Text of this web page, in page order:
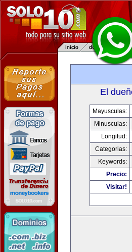
El
Mayusculas:
Minusculas:
Longitud:
Categorias:
Keywords:
Precio:
Visitar!